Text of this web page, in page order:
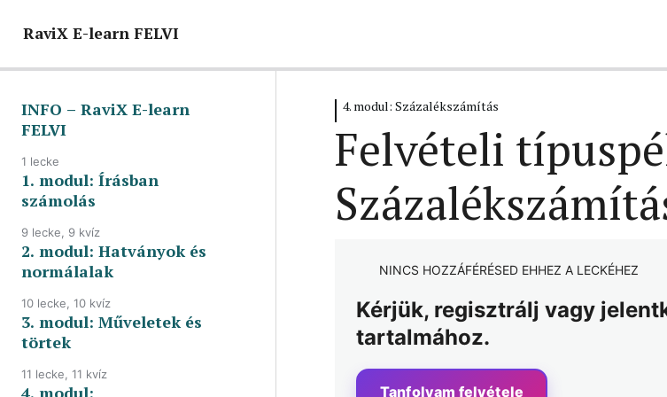
RaviX E-learn FELVI
INFO – RaviX E-learn
FELVI
Köszöntelek a felvételi felkészítőn!
1 lecke
1. modul: Írásban
számolás
1. lecke: Egész számok összeadása
3. lecke: Kivonás művelet egész
számokkal
4. lecke: Kivonás művelet
tizedestörtekkel
9 lecke, 9 kvíz
2. modul: Hatványok és
normálalak
1. lecke: Hatványfogalom
megértése
2. lecke: Egy negatív szám
hatványa
10 lecke, 10 kvíz
3. modul: Műveletek és
törtek
1. lecke: Közönséges tört,
11 lecke, 11 kvíz
4. modul:
4. modul: Százalékszámítás
Felvételi
NINCS HOZZÁFÉRÉSED EHHEZ A LECKÉHEZ
Kérjük, regisztrálj vagy
tartalmához.
Tanfolyam felvétele